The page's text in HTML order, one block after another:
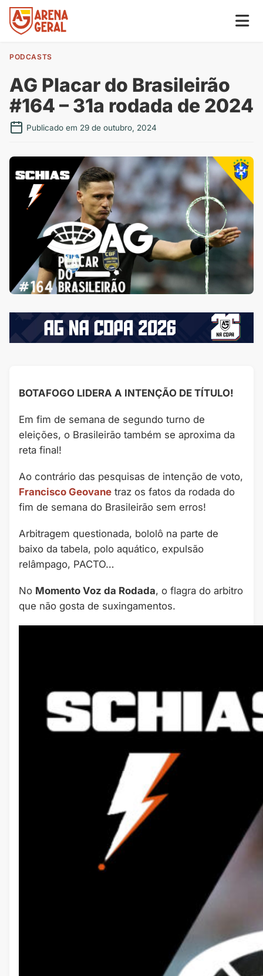
PODCASTS
AG Placar do Brasileirão
#164 – 31a rodada de 2024
Publicado em 29 de outubro, 2024
BOTAFOGO LIDERA A INTENÇÃO DE TÍTULO!
Em fim de semana de segundo turno de
eleições, o Brasileirão também se aproxima da
reta final!
Ao contrário das pesquisas de intenção de voto,
Francisco Geovane traz os fatos da rodada do
fim de semana do Brasileirão sem erros!
Arbitragem questionada, bololô na parte de
baixo da tabela, polo aquático, expulsão
relâmpago, PACTO…
No Momento Voz da Rodada, o flagra do arbitro
que não gosta de suxingamentos.